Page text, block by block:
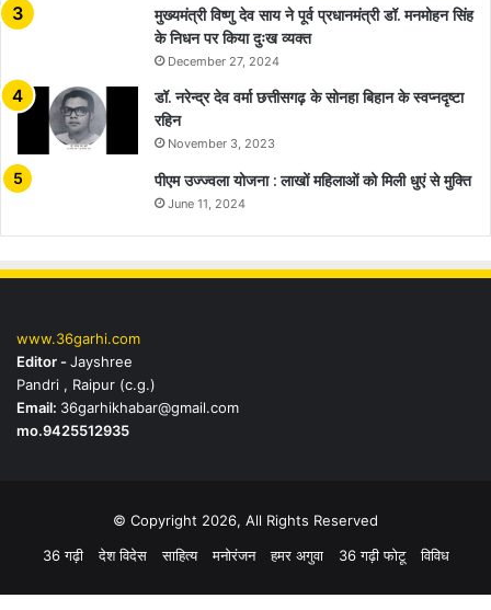
मुख्यमंत्री विष्णु देव साय ने पूर्व प्रधानमंत्री डॉ. मनमोहन सिंह
के निधन पर किया दुःख व्यक्त
December 27, 2024
डॉ. नरेन्द्र देव वर्मा छत्तीसगढ़ के सोनहा बिहान के स्वप्नदृष्टा
रहिन
November 3, 2023
पीएम उज्ज्वला योजना : लाखों महिलाओं को मिली धुएं से मुक्ति
June 11, 2024
www.36garhi.com
Editor -Jayshree
Pandri , Raipur (c.g.)
Email: 36garhikhabar@gmail.com
mo.9425512935
© Copyright 2026, All Rights Reserved
36 गढ़ी
देश विदेस साहित्य मनोरंजन हमर अगुवा 36 गढ़ी फोटू विविध